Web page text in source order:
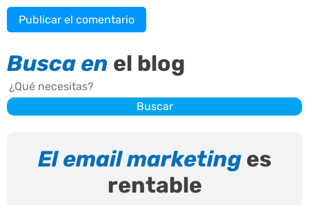
Busca en el blog
Buscar
Buscar
El email marketing es
rentable